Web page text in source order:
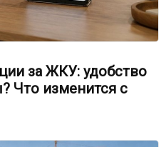
за ЖКУ: удобство
Что изменится с